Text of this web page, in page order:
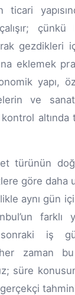
ticari
çünkü
gezdikleri
eklemek
yapı,
ve
altında
türünün
göre daha
aynı gün
farklı
iş
her zaman
süre